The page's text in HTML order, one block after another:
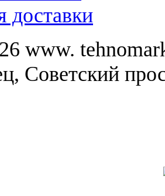
доставки
www.
Советский